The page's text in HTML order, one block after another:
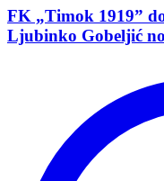
FK „Timok 1919”
Ljubinko Gobeljić